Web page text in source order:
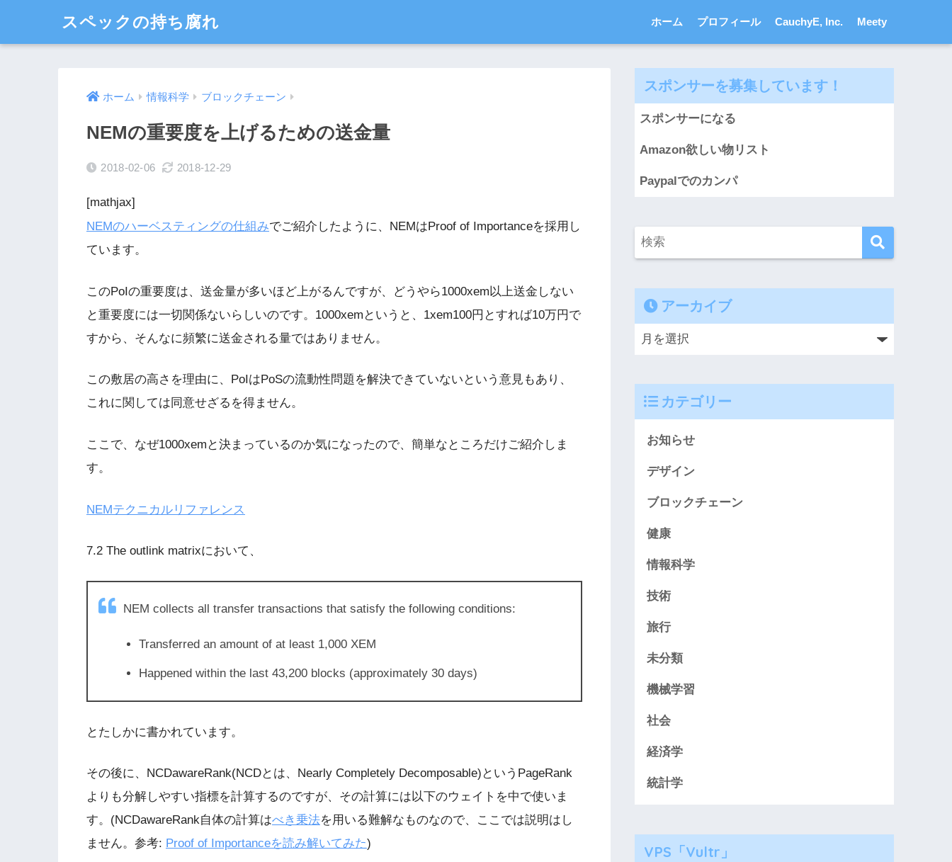
スペックの持ち腐れ ホーム プロフィール CauchyE, Inc. Meety
ホーム 情報科学 ブロックチェーン
NEMの重要度を上げるための送金量
2018-02-06 2018-12-29
[mathjax]
NEMのハーベスティングの仕組みでご紹介したように、NEMはProof of Importanceを採用し
ています。
このPoIの重要度は、送金量が多いほど上がるんですが、どうやら1000xem以上送金しない
と重要度には一切関係ないらしいのです。1000xemというと、1xem100円とすれば10万円で
すから、そんなに頻繁に送金される量ではありません。
この敷居の高さを理由に、PoIはPoSの流動性問題を解決できていないという意見もあり、
これに関しては同意せざるを得ません。
ここで、なぜ1000xemと決まっているのか気になったので、簡単なところだけご紹介しま
す。
NEMテクニカルリファレンス
7.2 The outlink matrixにおいて、
NEM collects all transfer transactions that satisfy the following conditions:
Transferred an amount of at least 1,000 XEM
Happened within the last 43,200 blocks (approximately 30 days)
とたしかに書かれています。
その後に、NCDawareRank(NCDとは、Nearly Completely Decomposable)というPageRank
よりも分解しやすい指標を計算するのですが、その計算には以下のウェイトを中で使いま
す。(NCDawareRank自体の計算はべき乗法を用いる難解なものなので、ここでは説明はし
ません。参考: Proof of Importanceを読み解いてみた)
スポンサーを募集しています！
スポンサーになる
Amazon欲しい物リスト
Paypalでのカンパ
アーカイブ
カテゴリー
お知らせ
デザイン
ブロックチェーン
健康
情報科学
技術
旅行
未分類
機械学習
社会
経済学
統計学
VPS「Vultr」